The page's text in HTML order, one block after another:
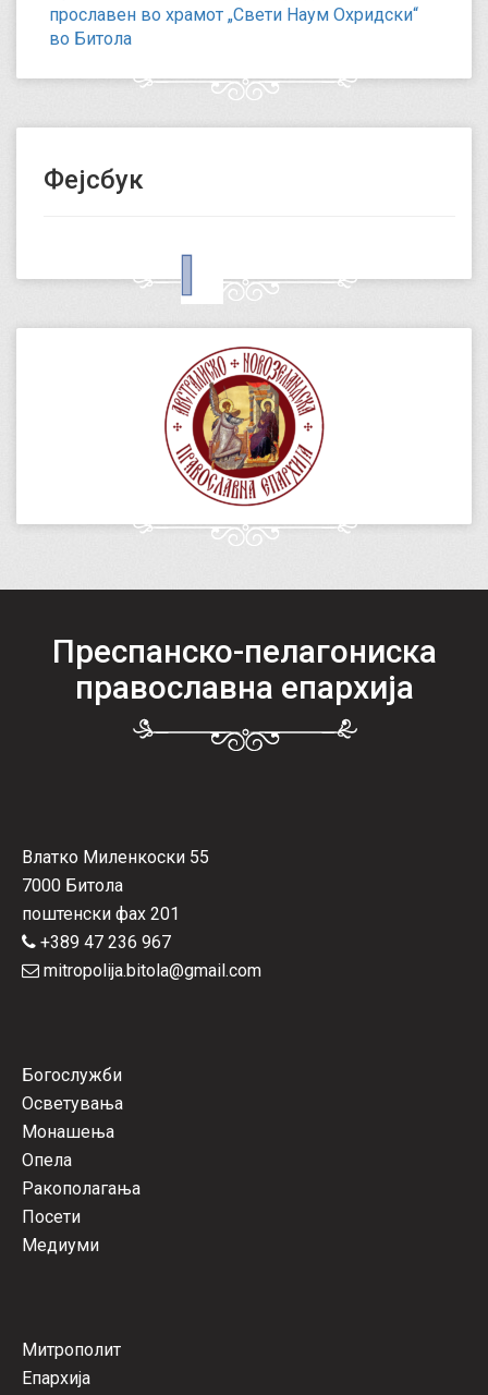
прославен во храмот „Свети Наум Охридски“
во Битола
Фејсбук
Преспанско-пелагониска
православна епархија
Влатко Миленкоски 55
7000 Битола
поштенски фах 201
+389 47 236 967
mitropolija.bitola@gmail.com
Богослужби
Осветувања
Монашења
Опела
Ракополагања
Посети
Медиуми
Митрополит
Епархија